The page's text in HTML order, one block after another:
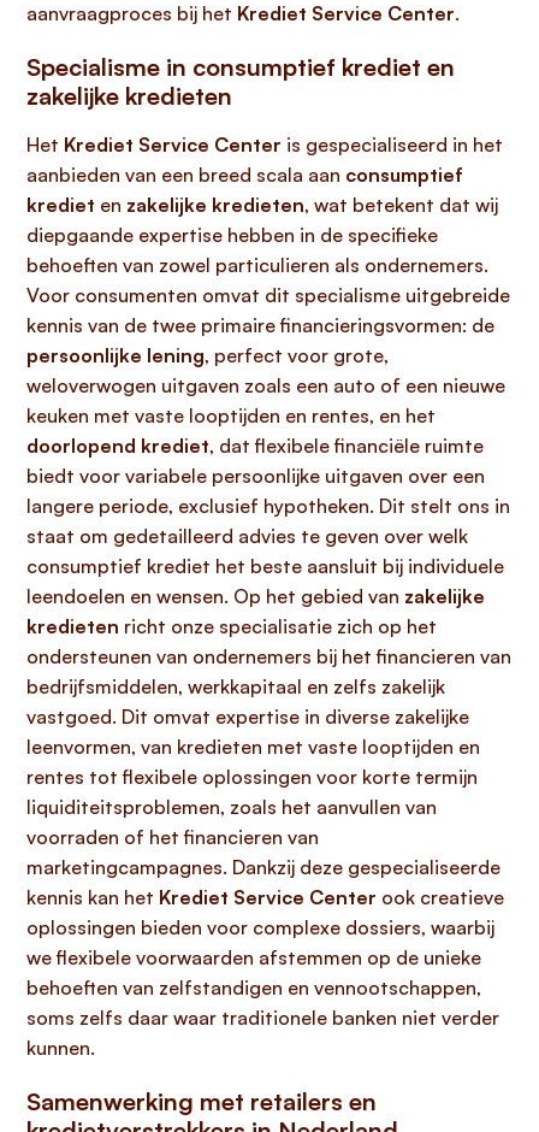
aanvraagproces bij het Krediet Service Center.
Specialisme in consumptief krediet en
zakelijke kredieten
Het Krediet Service Center is gespecialiseerd in het
aanbieden van een breed scala aan consumptief
krediet en zakelijke kredieten, wat betekent dat wij
diepgaande expertise hebben in de specifieke
behoeften van zowel particulieren als ondernemers.
Voor consumenten omvat dit specialisme uitgebreide
kennis van de twee primaire financieringsvormen: de
persoonlijke lening, perfect voor grote,
weloverwogen uitgaven zoals een auto of een nieuwe
keuken met vaste looptijden en rentes, en het
doorlopend krediet, dat flexibele financiële ruimte
biedt voor variabele persoonlijke uitgaven over een
langere periode, exclusief hypotheken. Dit stelt ons in
staat om gedetailleerd advies te geven over welk
consumptief krediet het beste aansluit bij individuele
leendoelen en wensen. Op het gebied van zakelijke
kredieten richt onze specialisatie zich op het
ondersteunen van ondernemers bij het financieren van
bedrijfsmiddelen, werkkapitaal en zelfs zakelijk
vastgoed. Dit omvat expertise in diverse zakelijke
leenvormen, van kredieten met vaste looptijden en
rentes tot flexibele oplossingen voor korte termijn
liquiditeitsproblemen, zoals het aanvullen van
voorraden of het financieren van
marketingcampagnes. Dankzij deze gespecialiseerde
kennis kan het Krediet Service Center ook creatieve
oplossingen bieden voor complexe dossiers, waarbij
we flexibele voorwaarden afstemmen op de unieke
behoeften van zelfstandigen en vennootschappen,
soms zelfs daar waar traditionele banken niet verder
kunnen.
Samenwerking met retailers en